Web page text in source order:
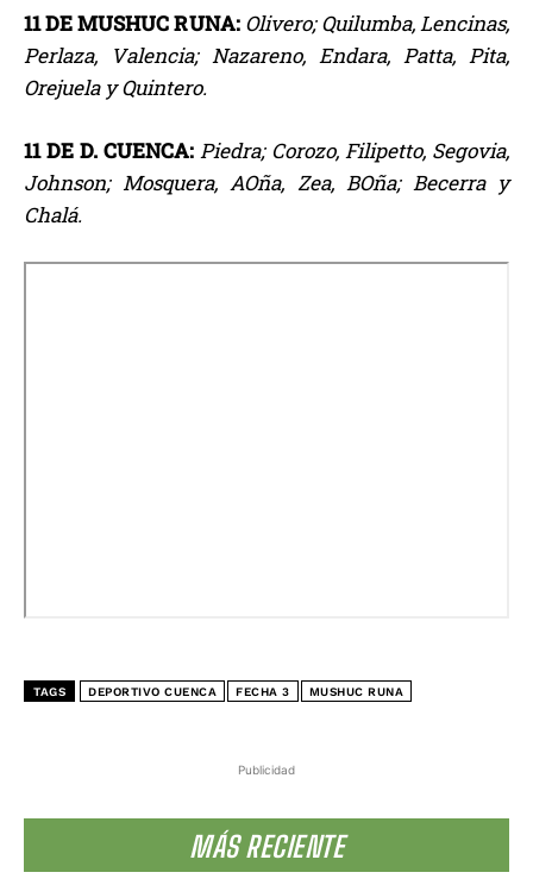
Publicidad
MÁS RECIENTE
11 DE MUSHUC RUNA: Olivero; Quilumba, Lencinas,
Perlaza, Valencia; Nazareno, Endara, Patta, Pita,
Orejuela y Quintero.
11 DE D. CUENCA: Piedra; Corozo, Filipetto, Segovia,
Johnson; Mosquera, AOña, Zea, BOña; Becerra y
Chalá.
TAGS DEPORTIVO CUENCA FECHA 3 MUSHUC RUNA